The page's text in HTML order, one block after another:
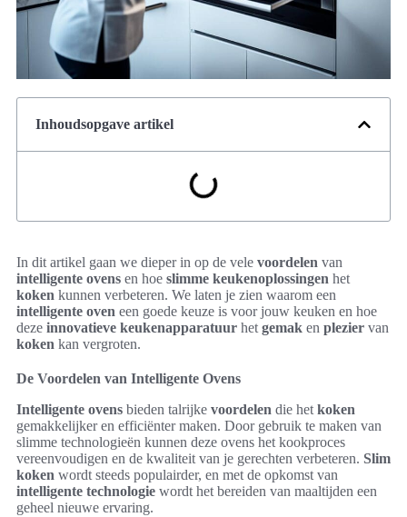
Inhoudsopgave artikel
In dit artikel gaan we dieper in op de vele voordelen van
intelligente ovens en hoe slimme keukenoplossingen het
koken kunnen verbeteren. We laten je zien waarom een
intelligente oven een goede keuze is voor jouw keuken en hoe
deze innovatieve keukenapparatuur het gemak en plezier van
koken kan vergroten.
De Voordelen van Intelligente Ovens
Intelligente ovens bieden talrijke voordelen die het koken
gemakkelijker en efficiënter maken. Door gebruik te maken van
slimme technologieën kunnen deze ovens het kookproces
vereenvoudigen en de kwaliteit van je gerechten verbeteren. Slim
koken wordt steeds populairder, en met de opkomst van
intelligente technologie wordt het bereiden van maaltijden een
geheel nieuwe ervaring.